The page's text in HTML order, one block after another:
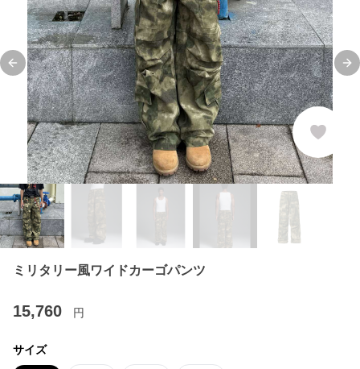
Previous slide
ミリタリー風ワイドカーゴパンツ
15,760 円
サイズ